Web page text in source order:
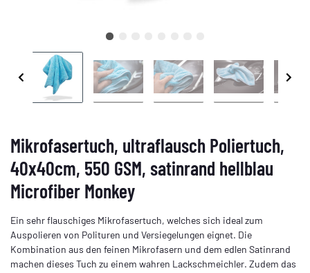
Mikrofasertuch, ultraflausch Poliertuch,
40x40cm, 550 GSM, satinrand hellblau
Microfiber Monkey
Ein sehr flauschiges Mikrofasertuch, welches sich ideal zum
Auspolieren von Polituren und Versiegelungen eignet. Die
Kombination aus den feinen Mikrofasern und dem edlen Satinrand
machen dieses Tuch zu einem wahren Lackschmeichler. Zudem das